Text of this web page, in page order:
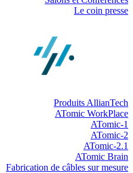
Le coin presse
Produits AllianTech
ATomic WorkPlace
ATomic-1
ATomic-2
ATomic-2.1
ATomic Brain
Fabrication de câbles sur mesure